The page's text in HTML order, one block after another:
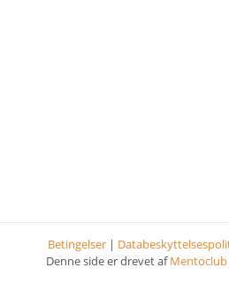
Betingelser |
Denne side er drevet afMentoclub